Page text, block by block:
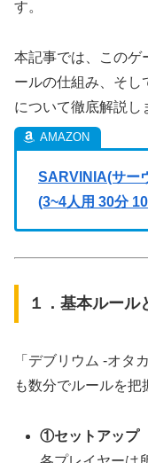
す。
本記事では、このゲ
ールの仕組み、そし
について徹底解説し
SARVINIA(サー
(3~4人用 30分
１．基本ルール
「デブリウム ‐オタ
も数分でルールを把
①セットアップ